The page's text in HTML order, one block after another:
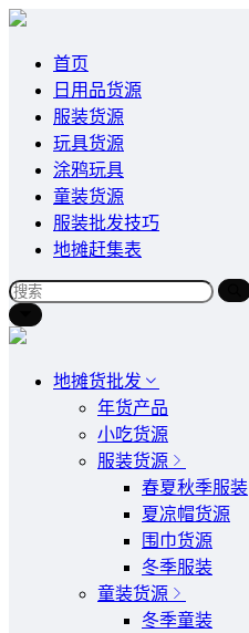
首页
日用品货源
服装货源
玩具货源
涂鸦玩具
童装货源
服装批发技巧
地摊赶集表
地摊货批发
年货产品
小吃货源
服装货源
春夏秋季服装
夏凉帽货源
围巾货源
冬季服装
童装货源
冬季童装